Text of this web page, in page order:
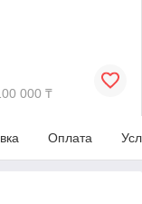
000 ₸
Оплата